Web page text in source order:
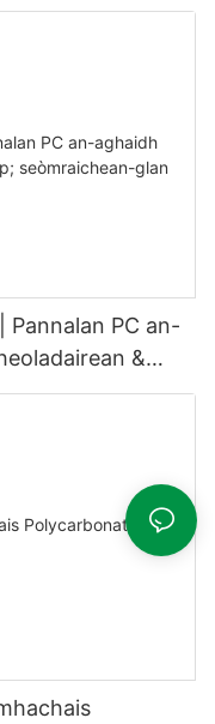
Pannalan PC an-
&